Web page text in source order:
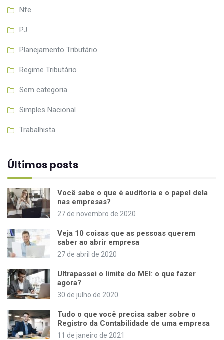
Nfe
PJ
Planejamento Tributário
Regime Tributário
Sem categoria
Simples Nacional
Trabalhista
Últimos posts
Você sabe o que é auditoria e o papel dela
nas empresas?
27 de novembro de 2020
Veja 10 coisas que as pessoas querem
saber ao abrir empresa
27 de abril de 2020
Ultrapassei o limite do MEI: o que fazer
agora?
30 de julho de 2020
Tudo o que você precisa saber sobre o
Registro da Contabilidade de uma empresa
11 de janeiro de 2021